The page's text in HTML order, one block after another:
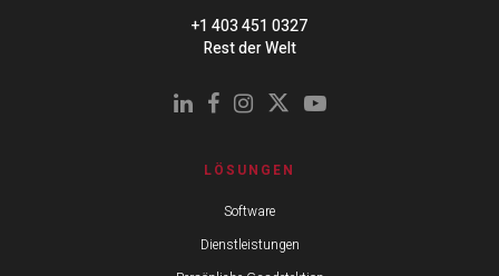
+1 403 451 0327
Rest der Welt
LÖSUNGEN
Software
Dienstleistungen